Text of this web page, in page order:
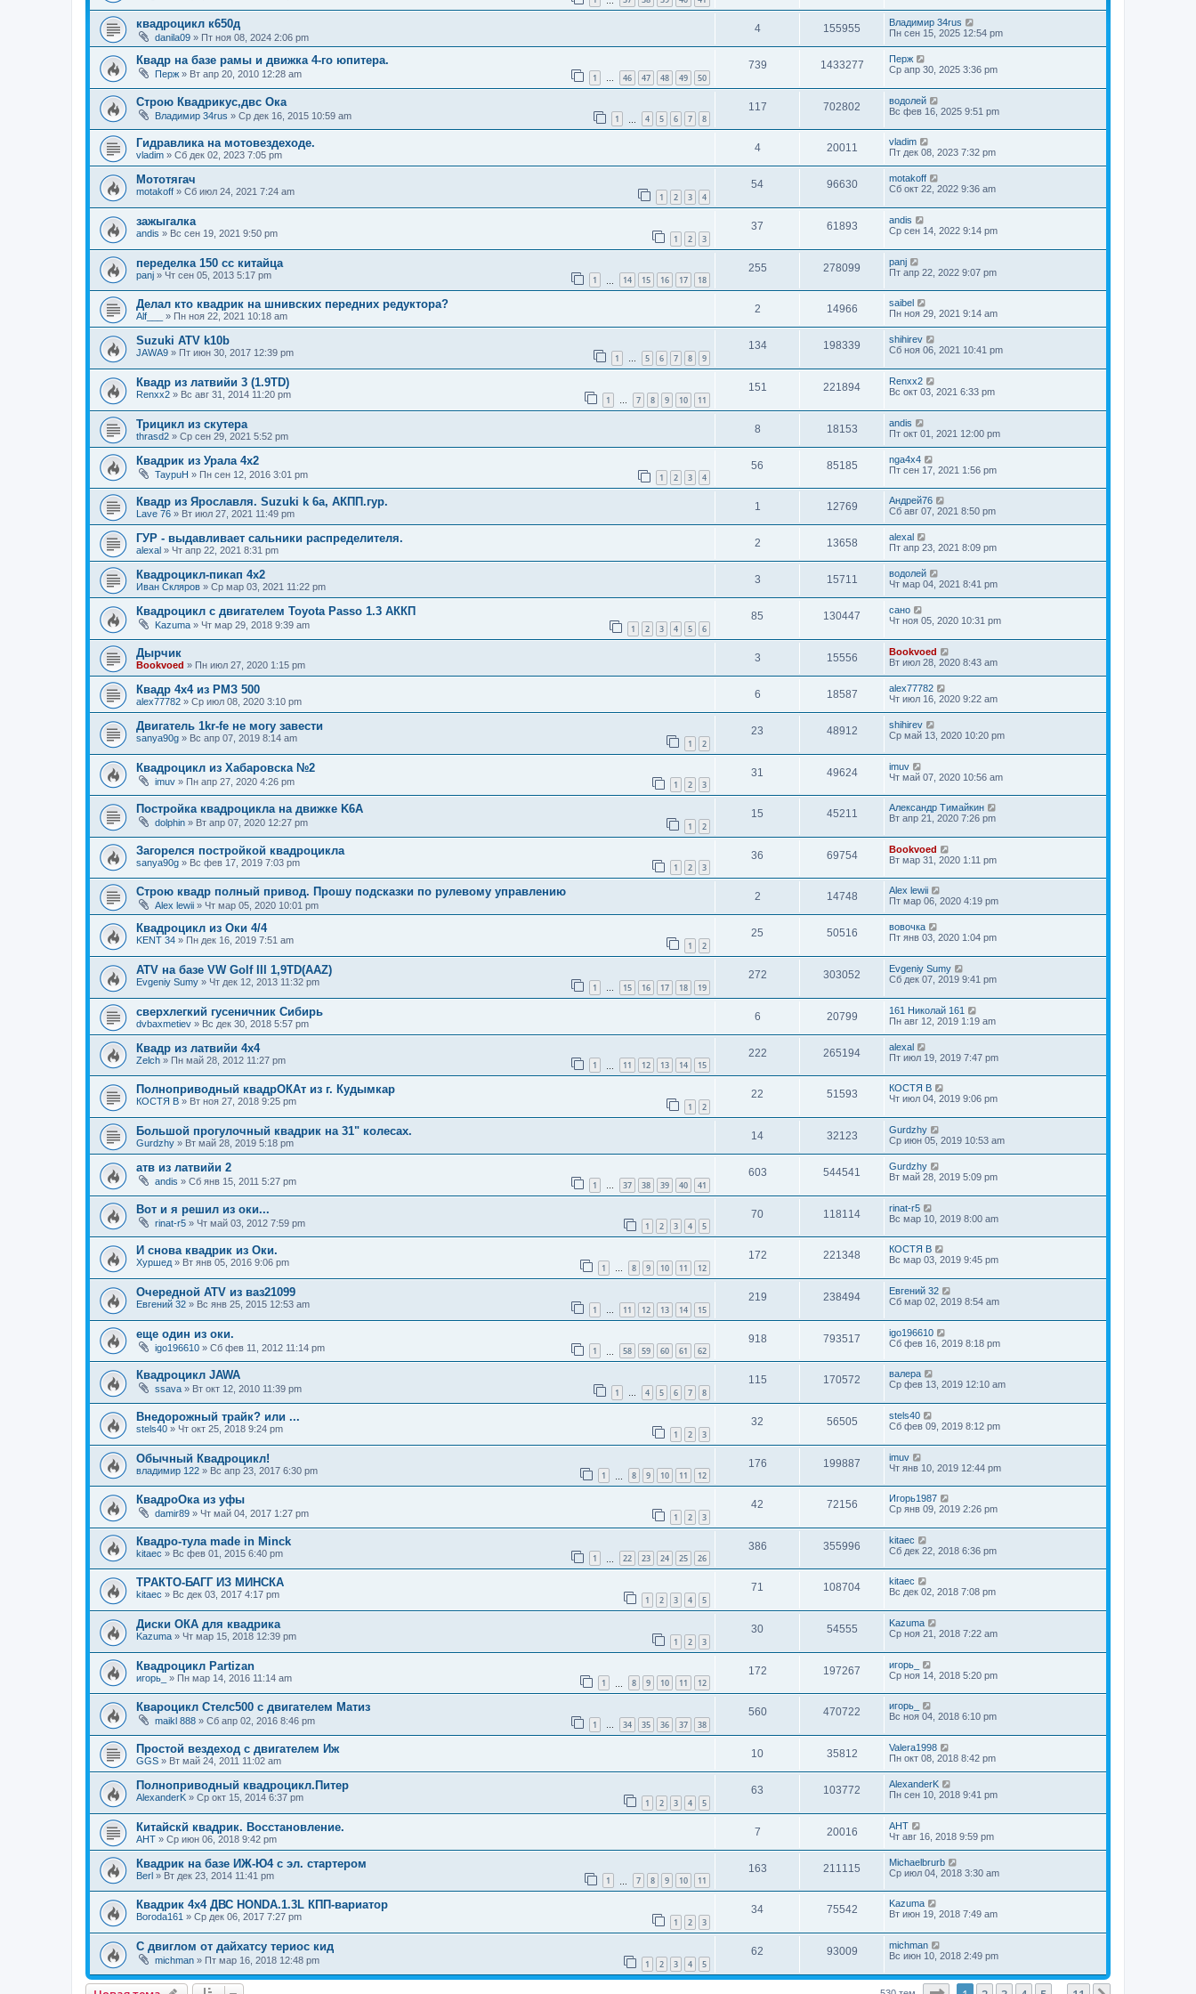
квадроцикл к650д
danila09 » Пт ноя 08, 2024 2:06 pm
4 155955
Владимир 34rus
Пн сен 15, 2025 12:54 pm
Квадр на базе рамы и движка 4-го юпитера.
Перж » Вт апр 20, 2010 12:28 am 1 … 46 47 48 49 50
739 1433277
Перж
Ср апр 30, 2025 3:36 pm
Строю Квадрикус,двс Ока
Владимир 34rus » Ср дек 16, 2015 10:59 am 1 4 5 6 7 8
117 702802
водолей
Вс фев 16, 2025 9:51 pm
Гидравлика на мотовездеходе.
vladim » Сб дек 02, 2023 7:05 pm
4 20011
vladim
Пт дек 08, 2023 7:32 pm
Мототягач
motakoff » Сб июл 24, 2021 7:24 am 1 2 3 4
54 96630
motakoff
Сб окт 22, 2022 9:36 am
зажыгалка
andis » Вс сен 19, 2021 9:50 pm 1 2 3
37 61893
andis
Ср сен 14, 2022 9:14 pm
переделка 150 сс китайца
panj » Чт сен 05, 2013 5:17 pm 1 14 15 16 17 18
255 278099
panj
Пт апр 22, 2022 9:07 pm
Делал кто квадрик на шнивских передних редуктора?
Alf___ » Пн ноя 22, 2021 10:18 am
2 14966
saibel
Пн ноя 29, 2021 9:14 am
Suzuki ATV k10b
JAWA9 » Пт июн 30, 2017 12:39 pm 1 … 5 6 7 8 9
134 198339
shihirev
Сб ноя 06, 2021 10:41 pm
Квадр из латвийи 3 (1.9TD)
Renxx2 » Вс авг 31, 2014 11:20 pm 1 … 7 8 9 10 11
151 221894
Renxx2
Вс окт 03, 2021 6:33 pm
Трицикл из скутера
thrasd2 » Ср сен 29, 2021 5:52 pm
8 18153
andis
Пт окт 01, 2021 12:00 pm
Квадрик из Урала 4х2
TaypuH » Пн сен 12, 2016 3:01 pm 1 2 3 4
56 85185
nga4x4
Пт сен 17, 2021 1:56 pm
Квадр из Ярославля. Suzuki k 6a, АКПП.гур.
Lave 76 » Вт июл 27, 2021 11:49 pm
1 12769
Андрей76
Сб авг 07, 2021 8:50 pm
ГУР - выдавливает сальники распределителя.
alexal » Чт апр 22, 2021 8:31 pm
2 13658
alexal
Пт апр 23, 2021 8:09 pm
Квадроцикл-пикап 4х2
Иван Скляров » Ср мар 03, 2021 11:22 pm
3 15711
водолей
Чт мар 04, 2021 8:41 pm
Квадроцикл с двигателем Toyota Passo 1.3 АККП
Kazuma » Чт мар 29, 2018 9:39 am 1 2 3 4 5 6
85 130447
сано
Чт ноя 05, 2020 10:31 pm
Дырчик
Bookvoed » Пн июл 27, 2020 1:15 pm
3 15556
Bookvoed
Вт июл 28, 2020 8:43 am
Квадр 4х4 из РМЗ 500
alex77782 » Ср июл 08, 2020 3:10 pm
6 18587
alex77782
Чт июл 16, 2020 9:22 am
Двигатель 1kr-fe не могу завести
sanya90g » Вс апр 07, 2019 8:14 am 1 2
23 48912
shihirev
Ср май 13, 2020 10:20 pm
Квадроцикл из Хабаровска №2
imuv » Пн апр 27, 2020 4:26 pm 1 2 3
31 49624
imuv
Чт май 07, 2020 10:56 am
Постройка квадроцикла на движке K6A
dolphin » Вт апр 07, 2020 12:27 pm 1 2
15 45211
Александр Тимайкин
Вт апр 21, 2020 7:26 pm
Загорелся постройкой квадроцикла
sanya90g » Вс фев 17, 2019 7:03 pm 1 2 3
36 69754
Bookvoed
Вт мар 31, 2020 1:11 pm
Строю квадр полный привод. Прошу подсказки по рулевому управлению
Alex lewii » Чт мар 05, 2020 10:01 pm
2 14748
Alex lewii
Пт мар 06, 2020 4:19 pm
Квадроцикл из Оки 4/4
KENT 34 » Пн дек 16, 2019 7:51 am 1 2
25 50516
вовочка
Пт янв 03, 2020 1:04 pm
ATV на базе VW Golf III 1,9TD(AAZ)
Evgeniy Sumy » Чт дек 12, 2013 11:32 pm 1 … 15 16 17 18 19
272 303052
Evgeniy Sumy
Сб дек 07, 2019 9:41 pm
сверхлегкий гусеничник Сибирь
dvbaxmetiev » Вс дек 30, 2018 5:57 pm
6 20799
161 Николай 161
Пн авг 12, 2019 1:19 am
Квадр из латвийи 4x4
Zelch » Пн май 28, 2012 11:27 pm 1 11 12 13 14 15
222 265194
alexal
Пт июл 19, 2019 7:47 pm
Полноприводный квадрОКАт из г. Кудымкар
КОСТЯ В » Вт ноя 27, 2018 9:25 pm 1 2
22 51593
КОСТЯ В
Чт июл 04, 2019 9:06 pm
Большой прогулочный квадрик на 31" колесах.
Gurdzhy » Вт май 28, 2019 5:18 pm
14 32123
Gurdzhy
Ср июн 05, 2019 10:53 am
атв из латвийи 2
andis » Сб янв 15, 2011 5:27 pm 1 … 37 38 39 40 41
603 544541
Gurdzhy
Вт май 28, 2019 5:09 pm
Вот и я решил из оки...
rinat-r5 » Чт май 03, 2012 7:59 pm 1 2 3 4 5
70 118114
rinat-r5
Вс мар 10, 2019 8:00 am
И снова квадрик из Оки.
Хуршед » Вт янв 05, 2016 9:06 pm 1 … 8 9 10 11 12
172 221348
КОСТЯ В
Вс мар 03, 2019 9:45 pm
Очередной ATV из ваз21099
Евгений 32 » Вс янв 25, 2015 12:53 am 1 … 11 12 13 14 15
219 238494
Евгений 32
Сб мар 02, 2019 8:54 am
еще один из оки.
igo196610 » Сб фев 11, 2012 11:14 pm 1 58 59 60 61 62
918 793517
igo196610
Сб фев 16, 2019 8:18 pm
Квадроцикл JAWA
ssava » Вт окт 12, 2010 11:39 pm 1 … 4 5 6 7 8
115 170572
валера
Ср фев 13, 2019 12:10 am
Внедорожный трайк? или ...
stels40 » Чт окт 25, 2018 9:24 pm 1 2 3
32 56505
stels40
Сб фев 09, 2019 8:12 pm
Обычный Квадроцикл!
владимир 122 » Вс апр 23, 2017 6:30 pm 1 8 9 10 11 12
176 199887
imuv
Чт янв 10, 2019 12:44 pm
КвадроОка из уфы
damir89 » Чт май 04, 2017 1:27 pm 1 2 3
42 72156
Игорь1987
Ср янв 09, 2019 2:26 pm
Квадро-тула made in Minck
kitaec » Вс фев 01, 2015 6:40 pm 1 22 23 24 25 26
386 355996
kitaec
Сб дек 22, 2018 6:36 pm
ТРАКТО-БАГГ ИЗ МИНСКА
kitaec » Вс дек 03, 2017 4:17 pm 1 2 3 4 5
71 108704
kitaec
Вс дек 02, 2018 7:08 pm
Диски ОКА для квадрика
Kazuma » Чт мар 15, 2018 12:39 pm 1 2 3
30 54555
Kazuma
Ср ноя 21, 2018 7:22 am
Квадроцикл Partizan
игорь_ » Пн мар 14, 2016 11:14 am 1 8 9 10 11 12
172 197267
игорь_
Ср ноя 14, 2018 5:20 pm
Квароцикл Стелс500 с двигателем Матиз
maikl 888 » Сб апр 02, 2016 8:46 pm 1 … 34 35 36 37 38
560 470722
игорь_
Вс ноя 04, 2018 6:10 pm
Простой вездеход с двигателем Иж
GGS » Вт май 24, 2011 11:02 am
10 35812
Valera1998
Пн окт 08, 2018 8:42 pm
Полноприводный квадроцикл.Питер
AlexanderK » Ср окт 15, 2014 6:37 pm 1 2 3 4 5
63 103772
AlexanderK
Пн сен 10, 2018 9:41 pm
Китайскй квадрик. Восстановление.
АНТ » Ср июн 06, 2018 9:42 pm
7 20016
АНТ
Чт авг 16, 2018 9:59 pm
Квадрик на базе ИЖ-Ю4 с эл. стартером
Berl » Вт дек 23, 2014 11:41 pm 1 7 8 9 10 11
163 211115
Michaelbrurb
Ср июл 04, 2018 3:30 am
Квадрик 4х4 ДВС HONDA.1.3L КПП-вариатор
Boroda161 » Ср дек 06, 2017 7:27 pm 1 2 3
34 75542
Kazuma
Вт июн 19, 2018 7:49 am
С двиглом от дайхатсу териос кид
michman » Пт мар 16, 2018 12:48 pm 1 2 3 4 5
62 93009
michman
Вс июн 10, 2018 2:49 pm